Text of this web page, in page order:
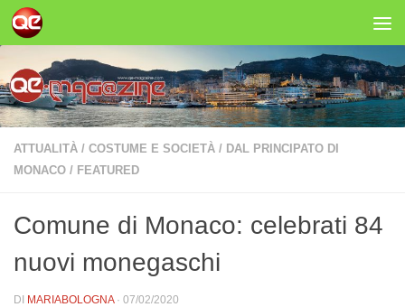
Salta al contenuto
ATTUALITÀ / COSTUME E SOCIETÀ / DAL PRINCIPATO DI
MONACO / FEATURED
Comune di Monaco: celebrati 84
nuovi monegaschi
DI MARIABOLOGNA · 07/02/2020